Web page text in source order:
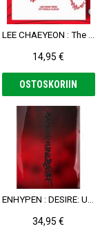
14,95 €
OSTOSKORIIN
ENHYPEN : DESIRE: UNLEASH CD (Mine Ver.)
34,95 €